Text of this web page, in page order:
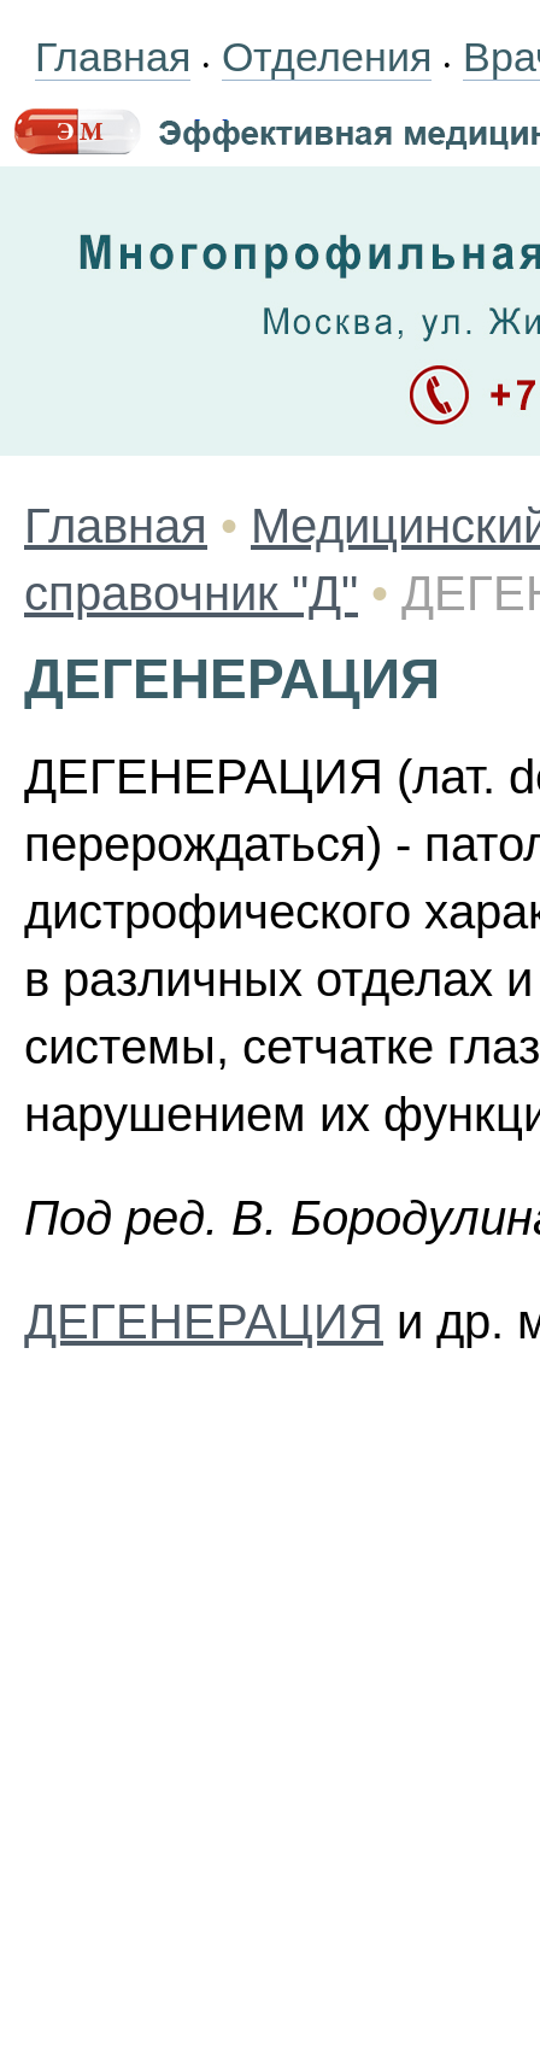
Главная • Отделения •
Главная •
справочник "Д" •
ДЕГЕНЕРАЦИЯ
ДЕГЕНЕРАЦИЯ (лат.
перерождаться) -
дистрофического
в различных отделах
системы, сетчатке
нарушением их
Пoд peд. B.
ДЕГЕНЕРАЦИЯ и др.